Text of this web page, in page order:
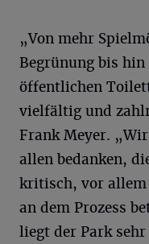
„Von mehr
Begrünung bis hin
öffentlichen
vielfältig und
Frank Meyer.
allen bedanken,
kritisch, vor allem
an dem Prozess
liegt der Park